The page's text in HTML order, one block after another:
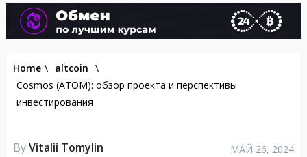
Home \ altcoin \
Cosmos (ATOM): обзор проекта и перспективы
инвестирования
ByVitalii Tomylin МАЙ 26, 2024